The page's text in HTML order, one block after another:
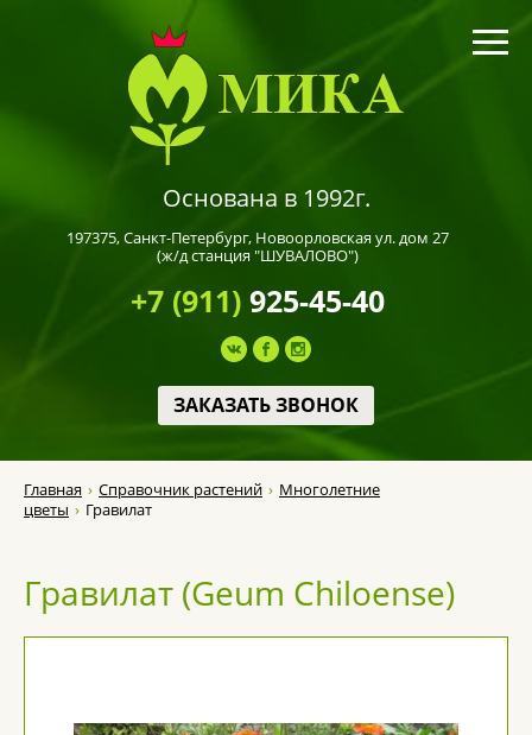
Основана в 1992г.
197375,Санкт-Петербург, Новоорловская ул. дом 27
(ж/д станция "ШУВАЛОВО")
+7 (911)925-45-40
ЗАКАЗАТЬ ЗВОНОК
Главная Справочник растений
Многолетние
цветы
Гравилат
Гравилат (Geum Chiloense)